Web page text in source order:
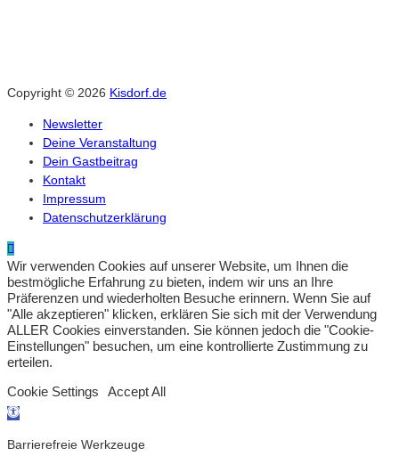
Copyright © 2026 Kisdorf.de
Newsletter
Deine Veranstaltung
Dein Gastbeitrag
Kontakt
Impressum
Datenschutzerklärung
Wir verwenden Cookies auf unserer Website, um Ihnen die
bestmögliche Erfahrung zu bieten, indem wir uns an Ihre
Präferenzen und wiederholten Besuche erinnern. Wenn Sie auf
"Alle akzeptieren" klicken, erklären Sie sich mit der Verwendung
ALLER Cookies einverstanden. Sie können jedoch die "Cookie-
Einstellungen" besuchen, um eine kontrollierte Zustimmung zu
erteilen.
Cookie Settings
Accept All
Werkzeugleiste öffnen
Barrierefreie Werkzeuge